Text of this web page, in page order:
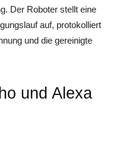
Der Roboter stellt eine
auf, protokolliert
und die gereinigte
und Alexa